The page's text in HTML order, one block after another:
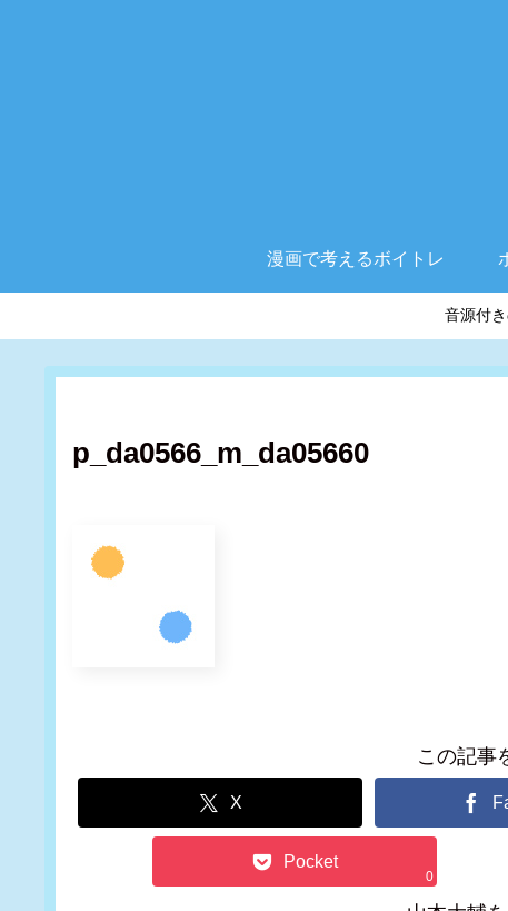
漫画で考えるボイトレ
音源付
p_da0566_m_da05660
この記事
X
Pocket
0